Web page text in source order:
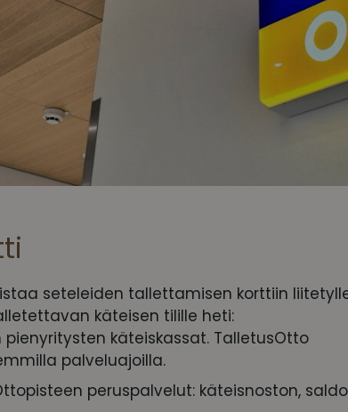
seteleiden tallettamisen korttiin
käteisen tilille heti:
käteiskassat. TalletusOtto
palveluajoilla.
peruspalvelut: käteisnoston,